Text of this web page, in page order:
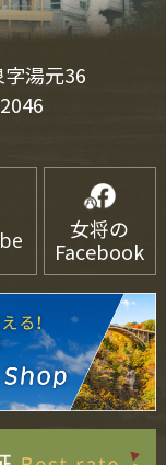
湯元36
女将の
Facebook